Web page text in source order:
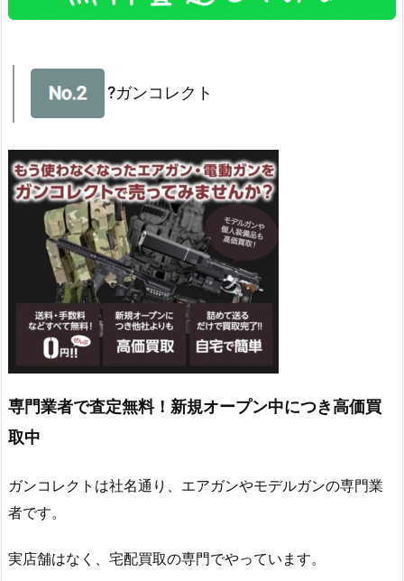
?ガンコレクト
専門業者で査定無料！新規オープン中につき高価買
取中
ガンコレクトは社名通り、エアガンやモデルガンの専門業
者です。
実店舗はなく、宅配買取の専門でやっています。